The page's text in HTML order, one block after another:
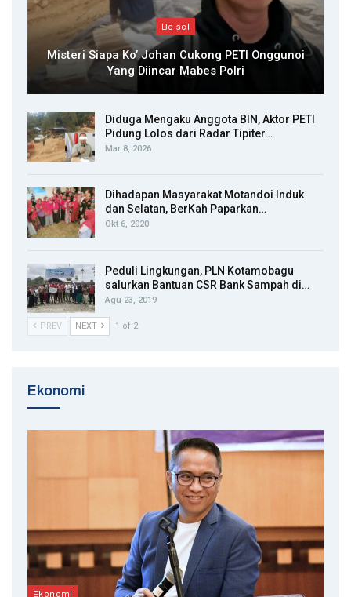
Bolsel
Misteri Siapa Ko’ Johan Cukong PETI Onggunoi
Yang Diincar Mabes Polri
Diduga Mengaku Anggota BIN, Aktor PETI
Pidung Lolos dari Radar Tipiter…
Mar 8, 2026
Dihadapan Masyarakat Motandoi Induk
dan Selatan, BerKah Paparkan…
Okt 6, 2020
Peduli Lingkungan, PLN Kotamobagu
salurkan Bantuan CSR Bank Sampah di…
Agu 23, 2019
PREV NEXT 1 of 2
Ekonomi
Ekonomi